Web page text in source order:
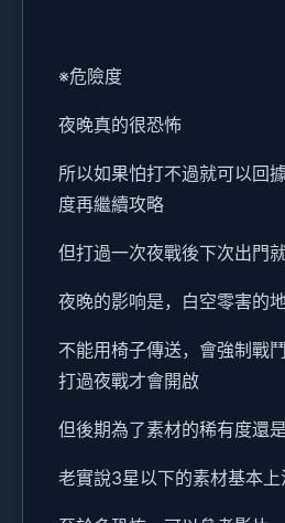
※危險度
夜晚真的很恐怖
所以如果怕打不過就可以回
度再繼續攻略
但打過一次夜戰後下次出門
夜晚的影响是，白空零害的
不能用椅子傳送，會強制戰
打過夜戰才會開啟
但後期為了素材的稀有度還
老實說3星以下的素材基本